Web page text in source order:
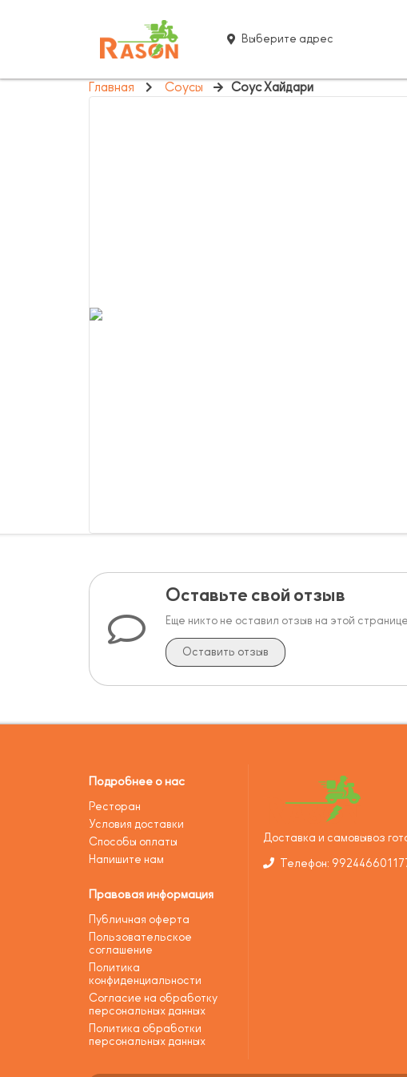
Выберите адрес
Главная Соусы Соус Хайдари
Оставьте свой отзыв
Еще никто не оставил отзыв на этой
Оставить отзыв
Подробнее о нас
Ресторан
Условия доставки
Способы оплаты
Напишите нам
Правовая информация
Публичная оферта
Пользовательское
соглашение
Политика
конфиденциальности
Согласие на обработку
персональных данных
Политика обработки
персональных данных
Доставка и самовывоз
Телефон: